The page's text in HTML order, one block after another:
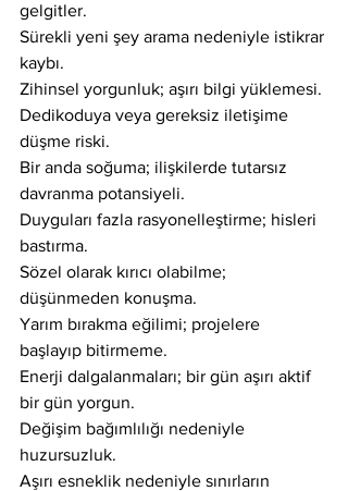
gelgitler.
Sürekli yeni şey arama nedeniyle istikrar
kaybı.
Zihinsel yorgunluk; aşırı bilgi yüklemesi.
Dedikoduya veya gereksiz iletişime
düşme riski.
Bir anda soğuma; ilişkilerde tutarsız
davranma potansiyeli.
Duyguları fazla rasyonelleştirme; hisleri
bastırma.
Sözel olarak kırıcı olabilme;
düşünmeden konuşma.
Yarım bırakma eğilimi; projelere
başlayıp bitirmeme.
Enerji dalgalanmaları; bir gün aşırı aktif
bir gün yorgun.
Değişim bağımlılığı nedeniyle
huzursuzluk.
Aşırı esneklik nedeniyle sınırların